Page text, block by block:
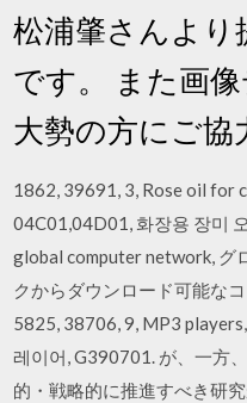
松浦肇さんより
です。 また画
大勢の方にご協
1862, 39691, 3, Rose oil for
04C01,04D01, 화장용 장미
global computer network, グ
クからダウンロード可能な
5825, 38706, 9, MP3
레이어, G390701. が、一方
的・戦略的に推進すべき研